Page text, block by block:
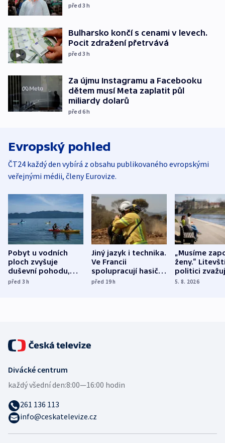
před 3h
Bulharsko končí s cenami v levech.
Pocit zdražení přetrvává
před 3h
Za újmu Instagramu a Facebooku
dětem musí Meta zaplatit půl
miliardy dolarů
před 6h
Evropský pohled
ČT24 každý den vybírá z obsahu publikovaného evropskými
veřejnými médii, členy Eurovize.
Pobyt u vodních
ploch zvyšuje
duševní pohodu,
ukázala
před 3h
Jiný jazyk i technika.
Ve Francii
spolupracují hasiči z
různých zemí
před 19h
„Musíme
ženy.“
politici
dohodu o
5. 8. 2026
Divácké centrum
každý všední den:8:00—16:00 hodin
261 136 113
info@ceskatelevize.cz